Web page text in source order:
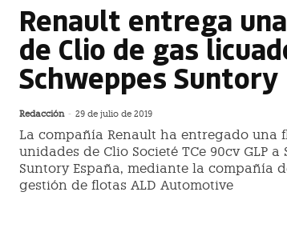
Renault entrega
de Clio de gas
Schweppes Suntory
Redacción - 29 de julio de 2019
La compañía Renault ha entregado una
unidades de Clio Societé TCe 90cv GLP a
Suntory España, mediante la compañía
gestión de flotas ALD Automotive